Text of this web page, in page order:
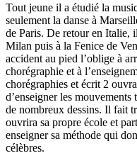
Tout jeune il a étudié la
seulement la danse à
de Paris. De retour en Italie,
Milan puis à la Fenice de
accident au pied l’oblige à
chorégraphie et à
chorégraphies et écrit 2
d’enseigner les
de nombreux dessins. Il fait
ouvrira sa propre école et
enseigner sa méthode qui
célèbres.